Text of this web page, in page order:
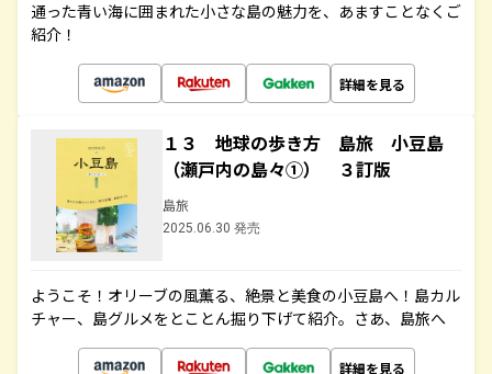
通った青い海に囲まれた小さな島の魅力を、あますことなくご
紹介！
詳細を見る
１３ 地球の歩き方 島旅 小豆島
（瀬戸内の島々①） ３訂版
島旅
2025.06.30 発売
ようこそ！オリーブの風薫る、絶景と美食の小豆島へ！島カル
チャー、島グルメをとことん掘り下げて紹介。さあ、島旅へ
詳細を見る